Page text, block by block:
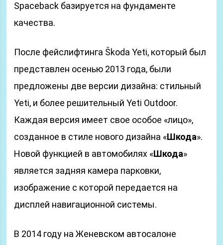
Spaceback базируется на фундаменте
качества.
После фейслифтинга Škoda Yeti, который был
представлен осенью 2013 года, были
предложены две версии дизайна: стильный
Yeti, и более решительный Yeti Outdoor.
Каждая версия имеет свое особое «лицо»,
созданное в стиле нового дизайна «Шкода».
Новой функцией в автомобилях «Шкода»
является задняя камера парковки,
изображение с которой передается на
дисплей навигационной системы.
В 2014 году на Женевском автосалоне